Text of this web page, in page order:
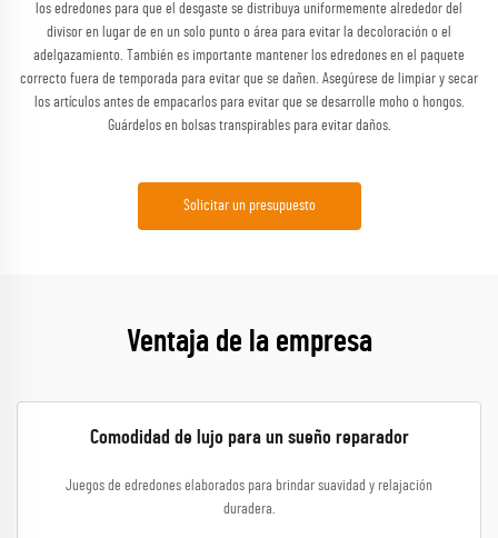
los edredones para que el desgaste se distribuya uniformemente alrededor del
divisor en lugar de en un solo punto o área para evitar la decoloración o el
adelgazamiento. También es importante mantener los edredones en el paquete
correcto fuera de temporada para evitar que se dañen. Asegúrese de limpiar y secar
los artículos antes de empacarlos para evitar que se desarrolle moho o hongos.
Guárdelos en bolsas transpirables para evitar daños.
Solicitar un presupuesto
Ventaja de la empresa
Comodidad de lujo para un sueño reparador
Juegos de edredones elaborados para brindar suavidad y relajación
duradera.